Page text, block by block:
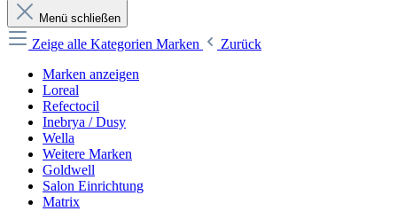
Menü schließen
Zeige alle Kategorien Marken
Zurück
Marken anzeigen
Loreal
Refectocil
Inebrya / Dusy
Wella
Weitere Marken
Goldwell
Salon Einrichtung
Matrix